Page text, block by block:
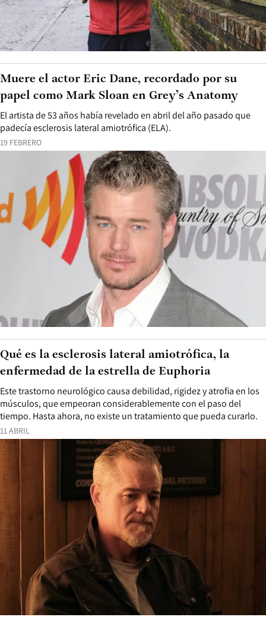
19 FEBRERO
El artista de 53 años había revelado en abril del año pasado que
padecía esclerosis lateral amiotrófica (ELA).
Muere el actor Eric Dane, recordado por su
papel como Mark Sloan en Grey’s Anatomy
11 ABRIL
Este trastorno neurológico causa debilidad, rigidez y atrofia en los
músculos, que empeoran considerablemente con el paso del
tiempo. Hasta ahora, no existe un tratamiento que pueda curarlo.
Qué es la esclerosis lateral amiotrófica, la
enfermedad de la estrella de Euphoria